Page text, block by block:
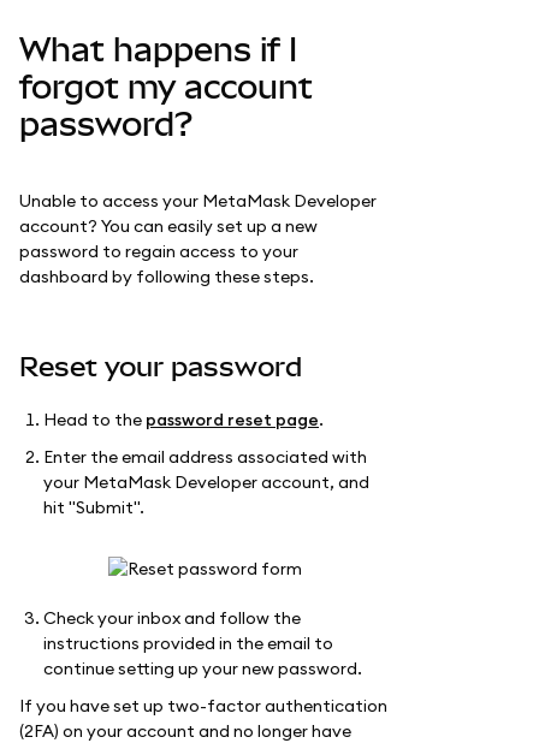
Đảm bảo an toàn
What happens if I
forgot my account
password?
Unable to access your MetaMask Developer
account? You can easily set up a new
password to regain access to your
dashboard by following these steps.
Reset your password
Head to the password reset page.
Enter the email address associated with
your MetaMask Developer account, and
hit "Submit".
Check your inbox and follow the
instructions provided in the email to
continue setting up your new password.
If you have set up two-factor authentication
(2FA) on your account and no longer have